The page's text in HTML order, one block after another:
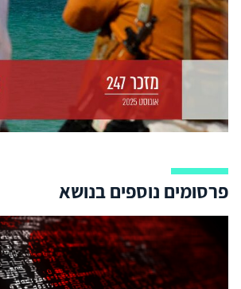
פרסומים נוספים בנושא